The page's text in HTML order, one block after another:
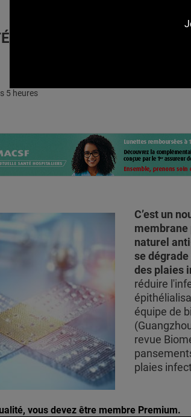
: Le dispositif pH-
5 heures
C’est un
membrane
naturel
se
des plaies
réduire
équipe de
revue
plaies
vous devez être membre Premium.